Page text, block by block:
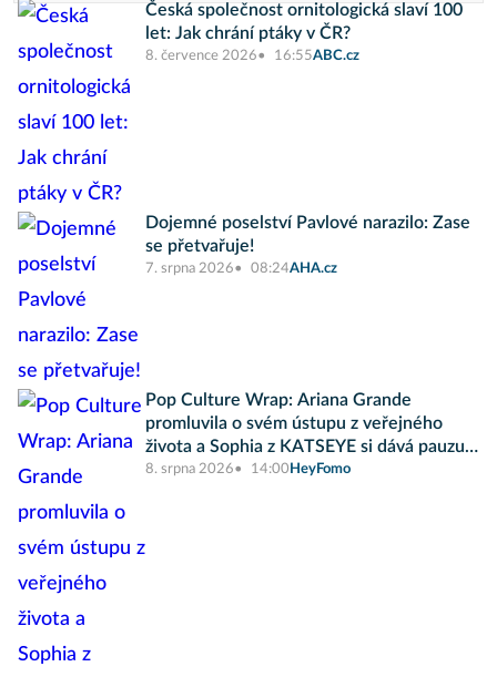
Česká společnost ornitologická slaví 100
let: Jak chrání ptáky v ČR?
8. července 2026 16:55ABC.cz
Dojemné poselství Pavlové narazilo: Zase
se přetvařuje!
7. srpna 2026 08:24AHA.cz
Pop Culture Wrap: Ariana Grande
promluvila o svém ústupu z veřejného
života a Sophia z KATSEYE si dává pauzu
od skupiny
8. srpna 2026 14:00 HeyFomo